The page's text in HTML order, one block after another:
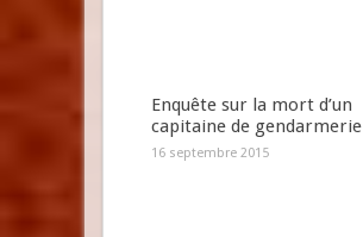
Enquête sur la mort d’un
capitaine de gendarmerie
16 septembre 2015